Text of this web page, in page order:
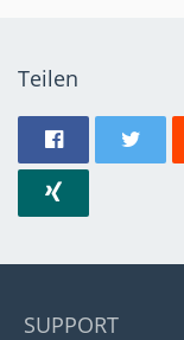
Teilen
SUPPORT